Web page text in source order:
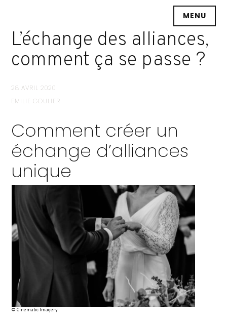
principal
MENU
L’échange des alliances,
comment ça se passe ?
28 AVRIL 2020
EMILIE GOULIER
Comment créer un
échange d’alliances
unique
© Cinematic Imagery